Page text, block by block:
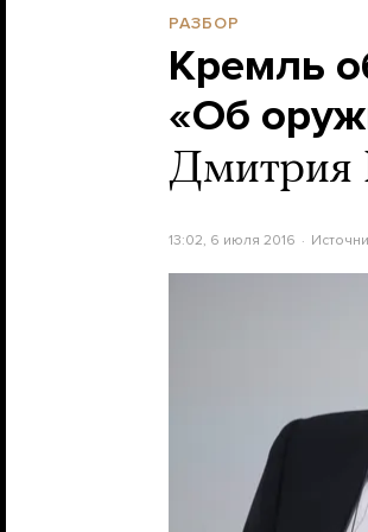
РАЗБОР
Кремль
«Об
Дмитрия
13:02, 6 июля 2016